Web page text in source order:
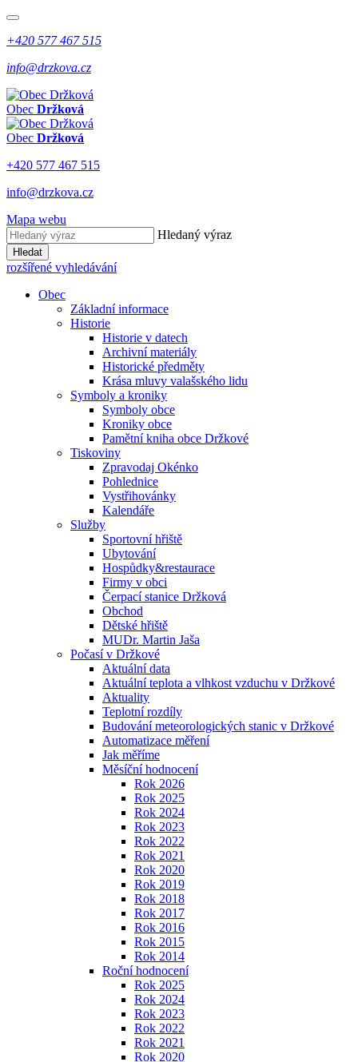
+420 577 467 515
info@drzkova.cz
Obec Držková
Obec Držková
+420 577 467 515
info@drzkova.cz
Mapa webu
Hledaný výraz
Hledat
rozšířené vyhledávání
Obec
Základní informace
Historie
Historie v datech
Archivní materiály
Historické předměty
Krása mluvy valašského lidu
Symboly a kroniky
Symboly obce
Kroniky obce
Pamětní kniha obce Držkové
Tiskoviny
Zpravodaj Okénko
Pohlednice
Vystřihovánky
Kalendáře
Služby
Sportovní hřiště
Ubytování
Hospůdky&restaurace
Firmy v obci
Čerpací stanice Držková
Obchod
Dětské hřiště
MUDr. Martin Jaša
Počasí v Držkové
Aktuální data
Aktuální teplota a vlhkost vzduchu v Držkové
Aktuality
Teplotní rozdíly
Budování meteorologických stanic v Držkové
Automatizace měření
Jak měříme
Měsíční hodnocení
Rok 2026
Rok 2025
Rok 2024
Rok 2023
Rok 2022
Rok 2021
Rok 2020
Rok 2019
Rok 2018
Rok 2017
Rok 2016
Rok 2015
Rok 2014
Roční hodnocení
Rok 2025
Rok 2024
Rok 2023
Rok 2022
Rok 2021
Rok 2020